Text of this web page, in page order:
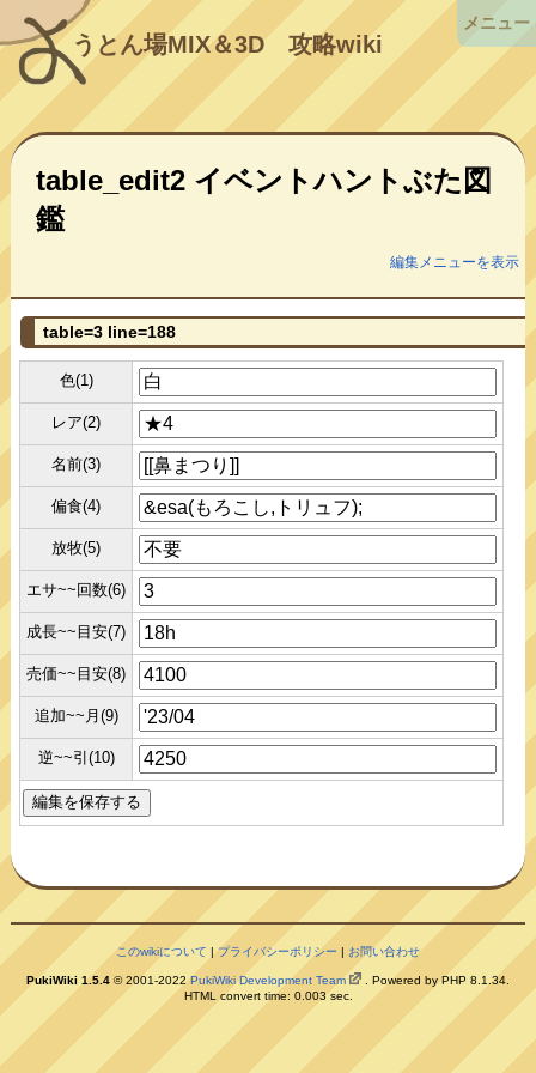
うとん場MIX＆3D攻略wiki
table_edit2 イベントハントぶた図
鑑
編集メニューを表示
table=3 line=188
色(1)
レア(2)
名前(3)
偏食(4)
放牧(5)
エサ~~回数(6)
成長~~目安(7)
売価~~目安(8)
追加~~月(9)
逆~~引(10)
このwikiについて |プライバシーポリシー | お問い合わせ
PukiWiki 1.5.4 © 2001-2022PukiWiki Development Team
. Powered by PHP 8.1.34.
HTML convert time: 0.003 sec.
メニュー